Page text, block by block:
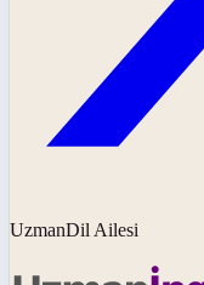
UzmanDil Ailesi